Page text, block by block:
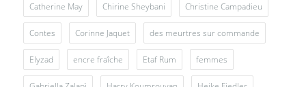
Catherine May Chirine Sheybani Christine Campadieu
Contes Corinne Jaquet des meurtres sur commande
Elyzad encre fraîche Etaf Rum femmes